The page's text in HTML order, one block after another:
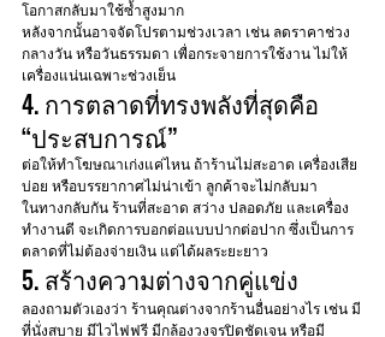
โอกาสกลับมาใช้ซ้ำสูงมาก
หลังจากนั้นอาจจัดโปรตามช่วงเวลา เช่น ลดราคาช่วง
กลางวัน หรือวันธรรมดา เพื่อกระจายการใช้งาน ไม่ให้
เครื่องแน่นเฉพาะช่วงเย็น
4. การตลาดที่ทรงพลังที่สุดคือ
“ประสบการณ์”
ต่อให้ทำโฆษณาเก่งแค่ไหน ถ้าร้านไม่สะอาด เครื่องเสีย
บ่อย หรือบรรยากาศไม่น่าเข้า ลูกค้าจะไม่กลับมา
ในทางกลับกัน ร้านที่สะอาด สว่าง ปลอดภัย และเครื่อง
ทำงานดี จะเกิดการบอกต่อแบบปากต่อปาก ซึ่งเป็นการ
ตลาดที่ไม่ต้องจ่ายเงิน แต่ได้ผลระยะยาว
5. สร้างความต่างจากคู่แข่ง
ลองถามตัวเองว่า ร้านคุณต่างจากร้านอื่นอย่างไร เช่น มี
ที่นั่งสบาย มีไวไฟฟรี มีกล้องวงจรปิดชัดเจน หรือมี